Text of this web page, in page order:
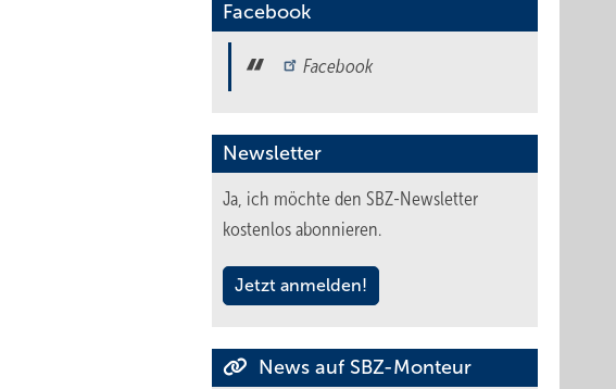
Facebook
Facebook
Newsletter
Ja, ich möchte den SBZ-Newsletter
kostenlos abonnieren.
Jetzt anmelden!
News auf SBZ-Monteur